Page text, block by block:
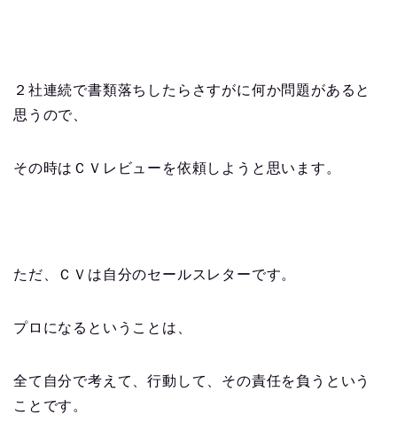
２社連続で書類落ちしたらさすがに何か問題があると
思うので、
その時はＣＶレビューを依頼しようと思います。
ただ、ＣＶは自分のセールスレターです。
プロになるということは、
全て自分で考えて、行動して、その責任を負うという
ことです。